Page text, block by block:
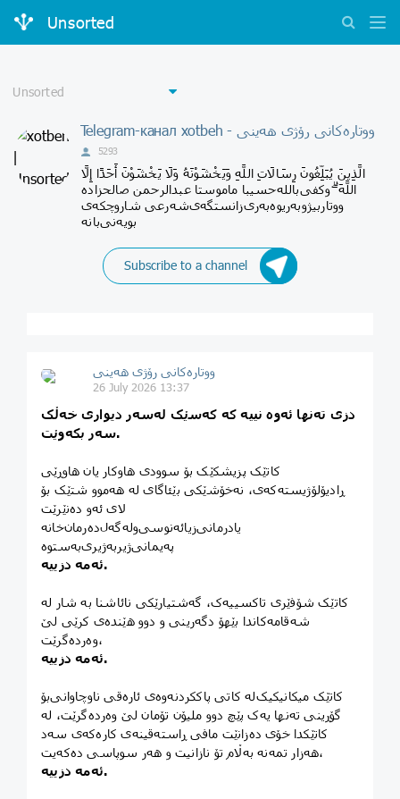
Unsorted
Telegram-канал xotbeh - ووتارەکانی رۆژی ھەینی
5293
الَّذِينَ يُبَلِّغُونَ رِسَالَاتِ اللَّهِ وَيَخْشَوْنَهُ وَلَا يَخْشَوْنَ أَحَدًا إِلَّا
اللَّهَ ۗ وکفی‌بالله‌حسیبا ماموستا عبدالرحمن صالحزاده
ووتاربیژ‌وبه‌ریوه‌به‌ری‌زانستگه‌ی‌شه‌رعی شاروچکه‌ی‌
Subscribe to a channel
ووتارەکانی رۆژی ھەینی
26 July 2026 13:37
دزی تەنها ئەوە نییە کە کەسێک لەسەر دیواری خەڵک
سەر بکەوێت.
کاتێک پزیشکێک بۆ سوودی هاوکار یان هاوڕێی
ڕادیۆلۆژیستەکەی، نەخۆشێکی بێئاگای لە هەموو شتێک بۆ
لای ئەو دەنێرێت
په‌یمانی‌ژیر‌به‌ژیری‌به‌ستوه
ئەمە دزییە.
کاتێک شۆفێری تاکسییەک، گەشتیارێکی نائاشنا بە شار لە
شەقامەکاندا بێهۆ دگه‌رینی و دوو هێندەی کرێی لێ
وەردەگرێت،
ئەمە دزییە.
کاتێک میکانیکیک‌لە کاتی پاککردنەوەی ئارەقی ناوچاوانی‌بۆ
گۆڕینی تەنها یەک پێچ دوو ملیۆن تۆمان لێ وەردەگرێت، لە
کاتێکدا خۆی دەزانێت مافی ڕاستەقینەی کارەکەی سەد
هەزار تمه‌نه بەڵام تۆ نازانیت و هەر سوپاسی دەکەیت،
ئەمە دزییە.